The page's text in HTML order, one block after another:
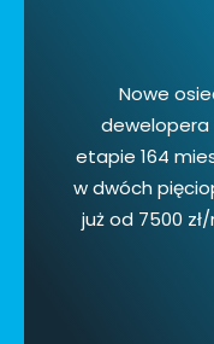
Nowe
dewelopera
etapie 164
w dwóch
już od 7500